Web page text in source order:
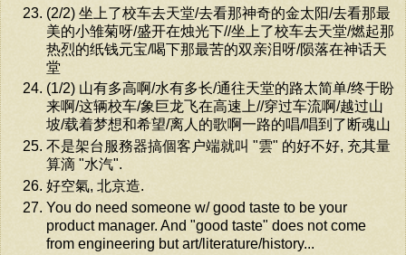
(2/2) 坐上了校车去天堂/去看那神奇的金太阳/去看那最
美的小雏菊呀/盛开在烛光下//坐上了校车去天堂/燃起那
热烈的纸钱元宝/喝下那最苦的双亲泪呀/陨落在神话天
堂
(1/2) 山有多高啊/水有多长/通往天堂的路太简单/终于盼
来啊/这辆校车/象巨龙飞在高速上//穿过车流啊/越过山
坡/载着梦想和希望/离人的歌啊一路的唱/唱到了断魂山
不是架台服務器搞個客户端就叫 "雲" 的好不好, 充其量
算滴 "水汽".
好空氣, 北京造.
You do need someone w/ good taste to be your
product manager. And "good taste" does not come
from engineering but art/literature/history...